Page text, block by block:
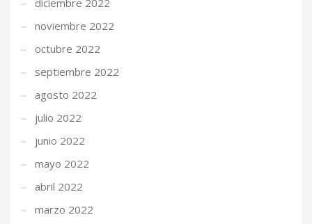
noviembre 2022
octubre 2022
septiembre 2022
agosto 2022
julio 2022
junio 2022
mayo 2022
abril 2022
marzo 2022